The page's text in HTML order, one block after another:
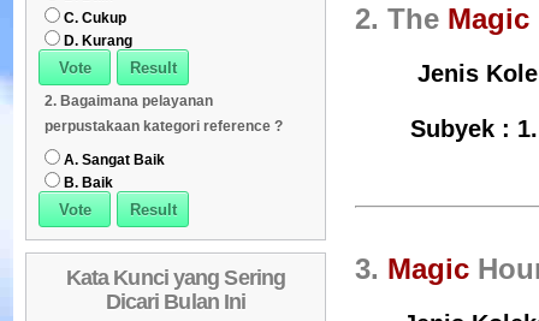
C. Cukup
D. Kurang
2. Bagaimana pelayanan
perpustakaan kategori reference ?
A. Sangat Baik
B. Baik
Kata Kunci yang Sering
Dicari Bulan Ini
2. The Magic
Jenis
Subyek :
3. Magic